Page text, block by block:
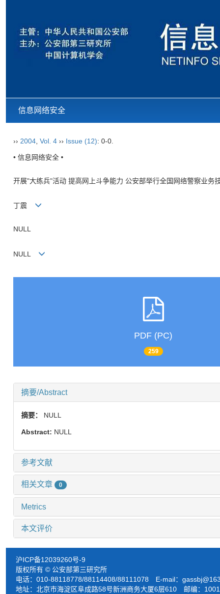
信息网络安全
›› 2004 Vol. 4 ›› Issue (12): 0-0.
• 信息网络安全 •
开展"大练兵"活动 提高网上斗争能力 公安部举行全国网络警察业务
丁震
NULL
NULL
PDF (PC)
259
摘要/Abstract
摘要： NULL
Abstract: NULL
参考文献
相关文章 0
Metrics
本文评价
沪ICP备12039260号-9
版权所有 © 公安部第三研究所
电话：010-88118778/88114408/88111078 E-mail：
地址：北京市海淀区阜成路58号新洲商务大厦6层610 邮编：